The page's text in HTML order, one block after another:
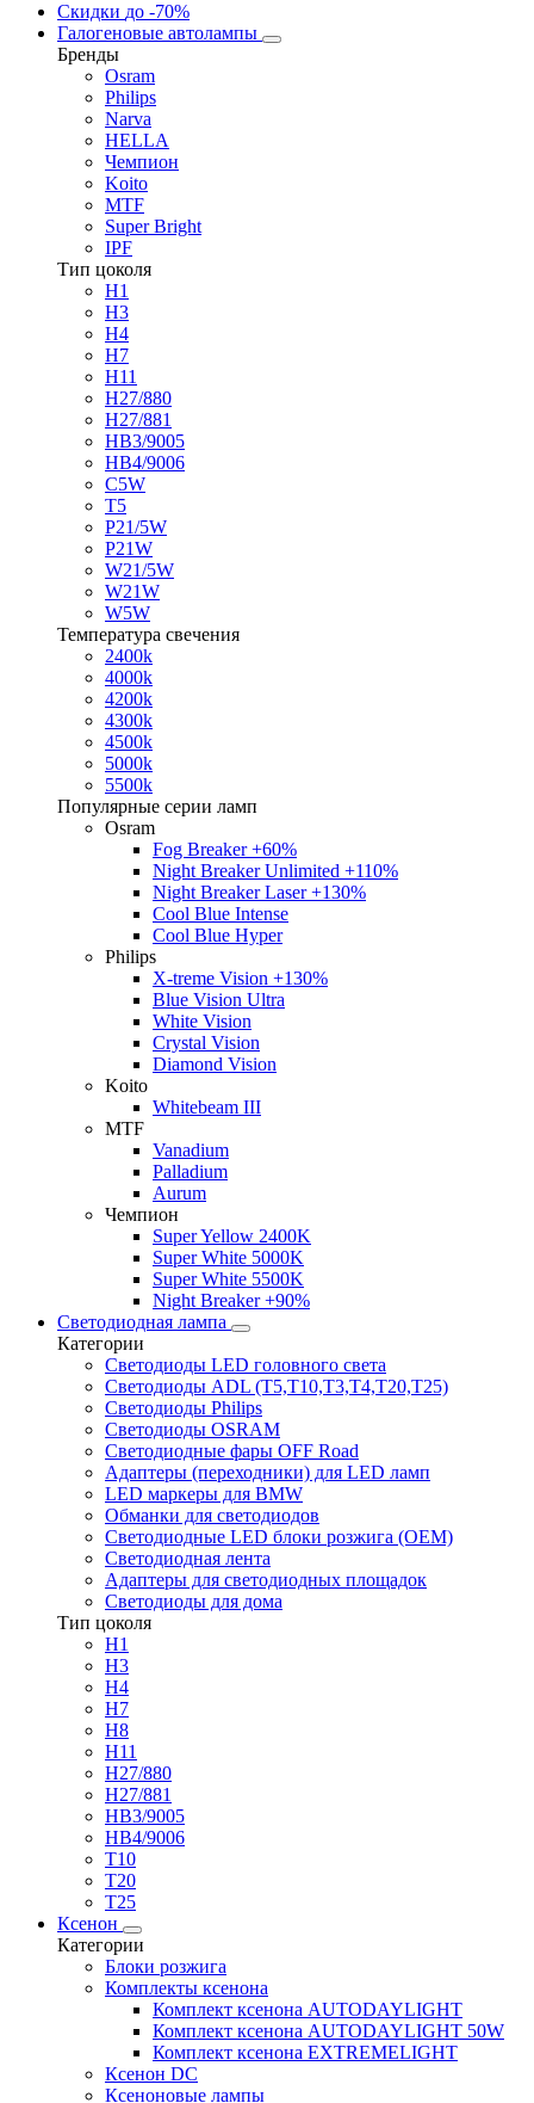
Скидки до -70%
Галогеновые автолампы
Бренды
Osram
Philips
Narva
HELLA
Чемпион
Koito
MTF
Super Bright
IPF
Тип цоколя
H1
H3
H4
H7
H11
H27/880
H27/881
HB3/9005
HB4/9006
C5W
T5
P21/5W
P21W
W21/5W
W21W
W5W
Температура свечения
2400k
4000k
4200k
4300k
4500k
5000k
5500k
Популярные серии ламп
Osram
Fog Breaker +60%
Night Breaker Unlimited +110%
Night Breaker Laser +130%
Cool Blue Intense
Cool Blue Hyper
Philips
X-treme Vision +130%
Blue Vision Ultra
White Vision
Crystal Vision
Diamond Vision
Koito
Whitebeam III
MTF
Vanadium
Palladium
Aurum
Чемпион
Super Yellow 2400K
Super White 5000K
Super White 5500K
Night Breaker +90%
Светодиодная лампа
Категории
Светодиоды LED головного света
Светодиоды ADL (T5,T10,T3,T4,T20,T25)
Светодиоды Philips
Светодиоды OSRAM
Светодиодные фары OFF Road
Адаптеры (переходники) для LED ламп
LED маркеры для BMW
Обманки для светодиодов
Светодиодные LED блоки розжига (OEM)
Светодиодная лента
Адаптеры для светодиодных площадок
Светодиоды для дома
Тип цоколя
H1
H3
H4
H7
H8
H11
H27/880
H27/881
HB3/9005
HB4/9006
T10
T20
T25
Ксенон
Категории
Блоки розжига
Комплекты ксенона
Комплект ксенона AUTODAYLIGHT
Комплект ксенона AUTODAYLIGHT 50W
Комплект ксенона EXTREMELIGHT
Ксенон DC
Ксеноновые лампы